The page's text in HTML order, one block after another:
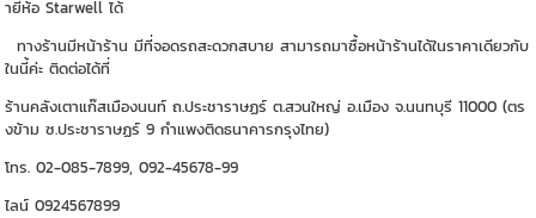
ายี่ห้อ Starwell ได้
ทางร้านมีหน้าร้าน มีที่จอดรถสะดวกสบาย สามารถมาซื้อหน้าร้านได้ในราคาเดียวกับ
ในนี้ค่ะ ติดต่อได้ที่
ร้านคลังเตาแก๊สเมืองนนท์ ถ.ประชาราษฏร์ ต.สวนใหญ่ อ.เมือง จ.นนทบุรี 11000 (ตร
งข้าม ซ.ประชาราษฏร์ 9 กำแพงติดธนาคารกรุงไทย)
โทร. 02-085-7899, 092-45678-99
ไลน์ 0924567899